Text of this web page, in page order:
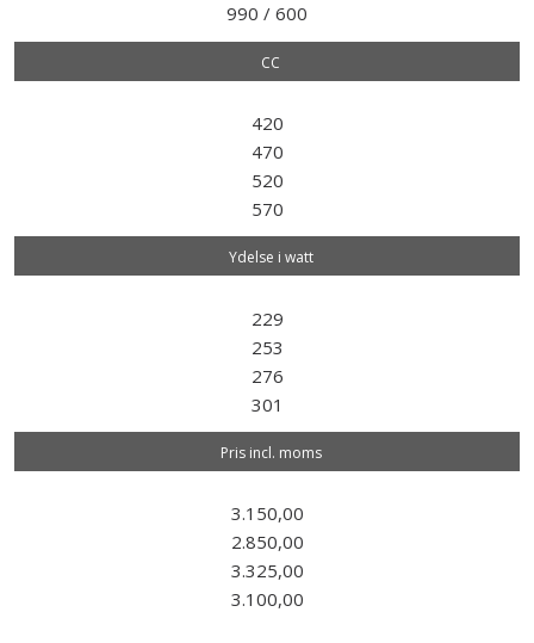
​990 / 600
CC
420
​470
​520
​570
Ydelse i watt
229
​253
​276
​301
Pris incl. moms
3.150,00
​2.850,00
​3.325,00
​3.100,00